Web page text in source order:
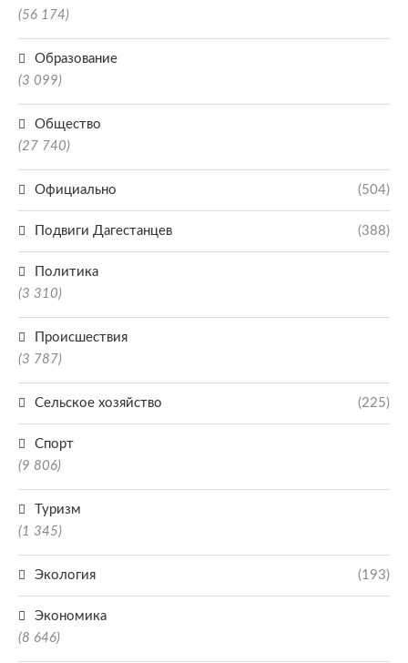
(56 174)
Образование
(3 099)
Общество
(27 740)
Официально (504)
Подвиги Дагестанцев (388)
Политика
(3 310)
Происшествия
(3 787)
Сельское хозяйство (225)
Спорт
(9 806)
Туризм
(1 345)
Экология (193)
Экономика
(8 646)